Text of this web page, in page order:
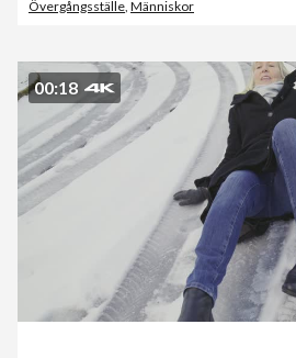
Övergångsställe Människor
00:18